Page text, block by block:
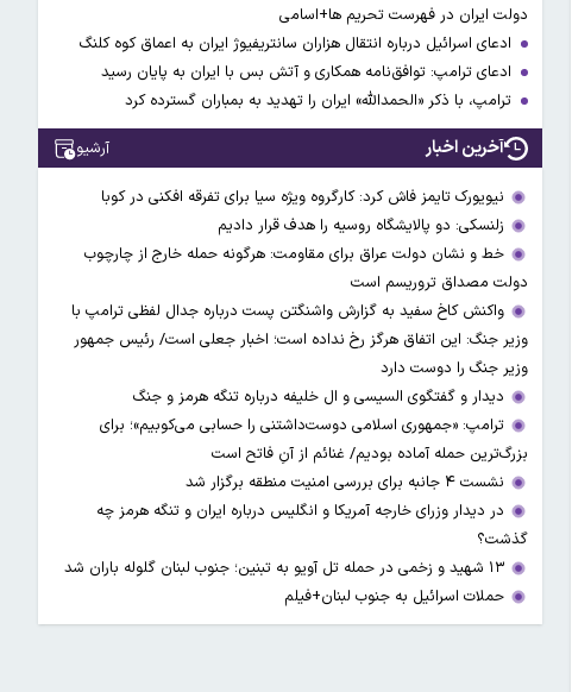
دولت ایران در فهرست تحریم ها+اسامی
ادعای اسرائیل درباره انتقال هزاران سانتریفیوژ ایران به اعماق کوه کلنگ
ادعای ترامپ: توافق‌نامه همکاری و آتش بس با ایران به پایان رسید
ترامپ، با ذکر «الحمدالله» ایران را تهدید به بمباران گسترده کرد
آخرین اخبار آرشیو
نیویورک تایمز فاش کرد: کارگروه ویژه سیا برای تفرقه افکنی در کوبا
زلنسکی: دو پالایشگاه روسیه را هدف قرار دادیم
خط و نشان دولت عراق برای مقاومت: هرگونه حمله خارج از چارچوب
دولت مصداق تروریسم است
واکنش کاخ سفید به گزارش واشنگتن پست درباره جدال لفظی ترامپ با
وزیر جنگ: این اتفاق هرگز رخ نداده است؛ اخبار جعلی است/ رئیس جمهور
وزیر جنگ را دوست دارد
دیدار و گفتگوی السیسی و ال خلیفه درباره تنگه هرمز و جنگ
ترامپ: «جمهوری اسلامی دوست‌داشتنی را حسابی می‌کوبیم»؛ برای
بزرگ‌ترین حمله آماده بودیم/ غنائم از آنِ فاتح است
نشست ۴ جانبه برای بررسی امنیت منطقه برگزار شد
در دیدار وزرای خارجه آمریکا و انگلیس درباره ایران و تنگه هرمز چه
گذشت؟
۱۳ شهید و زخمی در حمله تل آویو به تبنین؛ جنوب لبنان گلوله باران شد
حملات اسرائیل به جنوب لبنان+فیلم